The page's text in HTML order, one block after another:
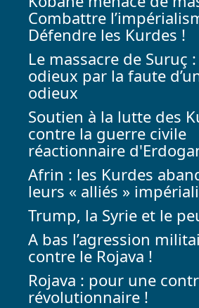
Combattre
Défendre les Kurdes !
Le massacre de Suruç
odieux par la faute
odieux
Soutien à la lutte des
contre la guerre civile
réactionnaire
Afrin : les Kurdes
leurs « alliés »
Trump, la Syrie et le
A bas l’agression
contre le Rojava !
Rojava : pour une
révolutionnaire !